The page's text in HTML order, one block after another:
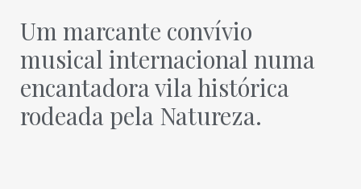
Um marcante convívio
musical internacional numa
encantadora vila histórica
rodeada pela Natureza.